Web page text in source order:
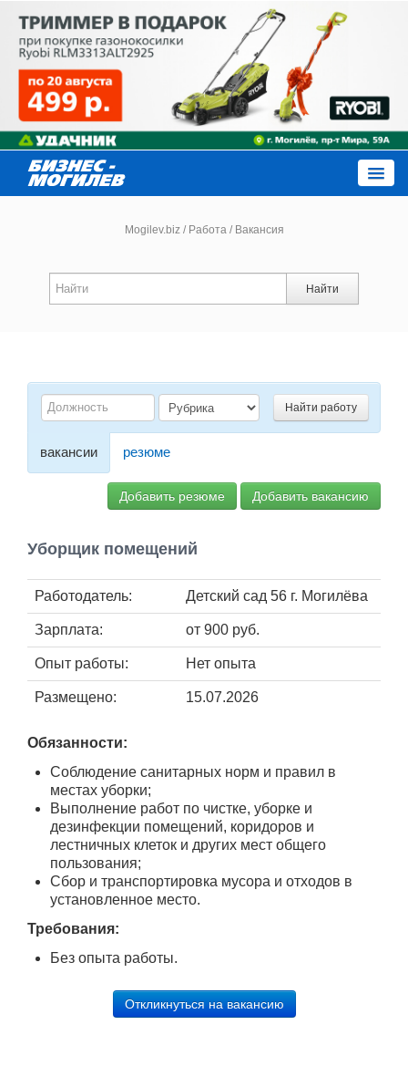
Новости компаний
Каталог
Работа
Афиша
Погода
Курсы валют
Mogilev.biz / Работа /Вакансия
Найти
Найти работу
вакансии резюме
Добавить резюме Добавить вакансию
Уборщик помещений
Работодатель: Детский сад 56 г. Могилёва
Зарплата: от 900 руб.
Опыт работы: Нет опыта
Размещено: 15.07.2026
Обязанности:
Соблюдение санитарных норм и правил в
местах уборки;
Выполнение работ по чистке, уборке и
дезинфекции помещений, коридоров и
лестничных клеток и других мест общего
пользования;
Сбор и транспортировка мусора и отходов в
установленное место.
Требования:
Без опыта работы.
Откликнуться на вакансию